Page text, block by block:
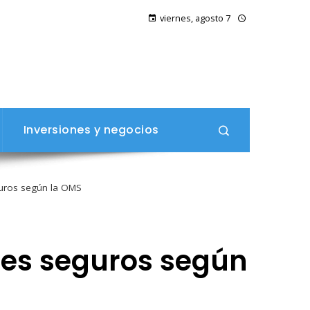
viernes, agosto 7
Inversiones y negocios
según la OMS
seguros según